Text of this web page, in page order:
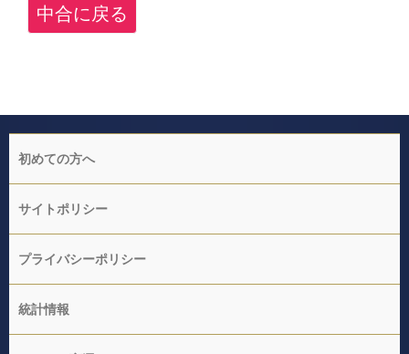
中合に戻る
初めての方へ
サイトポリシー
プライバシーポリシー
統計情報